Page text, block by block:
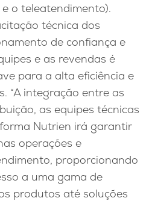
o teleatendimento).
técnica dos
de confiança e
e as revendas é
para a alta eficiência e
“A integração entre as
as equipes técnicas
Nutrien irá garantir
operações e
proporcionando
a uma gama de
produtos até soluções